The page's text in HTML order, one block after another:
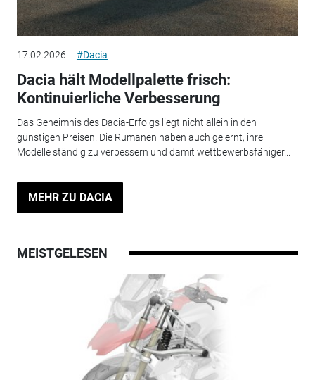
17.02.2026 #Dacia
Dacia hält Modellpalette frisch:
Kontinuierliche Verbesserung
Das Geheimnis des Dacia-Erfolgs liegt nicht allein in den
günstigen Preisen. Die Rumänen haben auch gelernt, ihre
Modelle ständig zu verbessern und damit wettbewerbsfähiger...
MEHR ZU DACIA
MEISTGELESEN